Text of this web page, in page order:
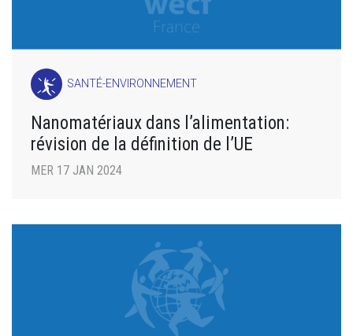
SANTÉ-ENVIRONNEMENT
Nanomatériaux dans l’alimentation:
révision de la définition de l’UE
MER 17 JAN 2024